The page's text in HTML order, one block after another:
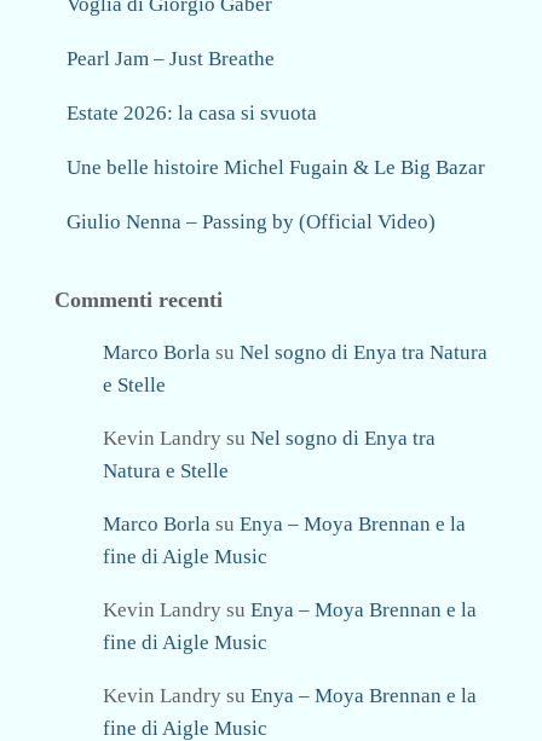
Pearl Jam – Just Breathe
Estate 2026: la casa si svuota
Une belle histoire Michel Fugain & Le Big Bazar
Giulio Nenna – Passing by (Official Video)
Commenti recenti
Marco Borla su Nel sogno di Enya tra Natura
e Stelle
Kevin Landry su Nel sogno di Enya tra
Natura e Stelle
Marco Borla su Enya – Moya Brennan e la
fine di Aigle Music
Kevin Landry su Enya – Moya Brennan e la
fine di Aigle Music
Kevin Landry su Enya – Moya Brennan e la
fine di Aigle Music